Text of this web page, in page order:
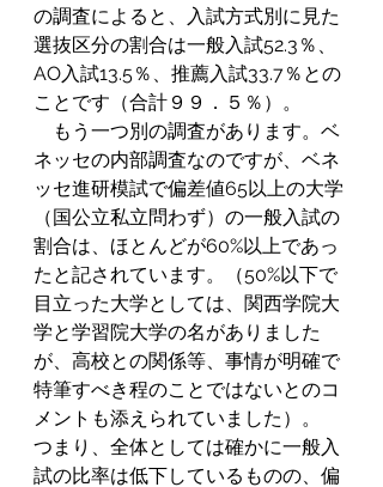
の調査によると、入試方式別に見た
選抜区分の割合は一般入試52.3％、
AO入試13.5％、推薦入試33.7％との
ことです（合計９９．５％）。
もう一つ別の調査があります。ベ
ネッセの内部調査なのですが、ベネ
ッセ進研模試で偏差値65以上の大学
（国公立私立問わず）の一般入試の
割合は、ほとんどが60%以上であっ
たと記されています。（50%以下で
目立った大学としては、関西学院大
学と学習院大学の名がありました
が、高校との関係等、事情が明確で
特筆すべき程のことではないとのコ
メントも添えられていました）。
つまり、全体としては確かに一般入
試の比率は低下しているものの、偏